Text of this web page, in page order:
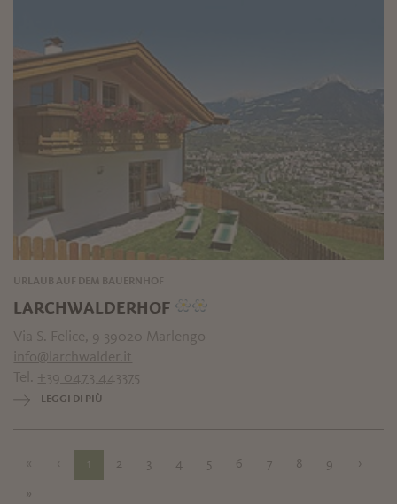
URLAUB AUF DEM BAUERNHOF
LARCHWALDERHOF
Via S. Felice, 9 39020 Marlengo
info@larchwalder.it
Tel. +39 0473 443375
LEGGI DI PIÙ
1 2 3 4 5 6 7 8 9 ›
»